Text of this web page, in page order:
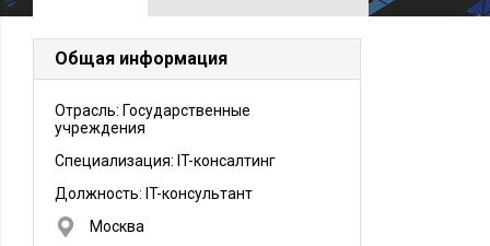
Общая информация
Отрасль: Государственные
учреждения
Специализация: IT-консалтинг
Должность: IT-консультант
Москва